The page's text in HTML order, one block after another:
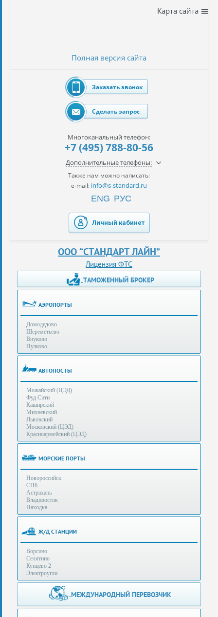
автомобилей
Получение
ЭЦП
за
сутки
услуги
Опыт
оформления
рекомендует
Таможенные
процедуры
(особенности):
Полезная
информация
Стоимость
услуг
Контакты
Заказать
звонок
Сделать
запрос
Многоканальный
телефон:
Дополнительные
+7 (929) 575-
Полная версия сайта
Карта сайта
Заказать звонок
Сделать запрос
Многоканальный телефон:
+7 (495) 788-80-56
Дополнительные телефоны:
Также нам можно написать:
e-mail: info@s-standard.ru
ENG РУС
Личный кабинет
ООО “СТАНДАРТ ЛАЙН”
Лицензия ФТС
ТАМОЖЕННЫЙ БРОКЕР
АЭРОПОРТЫ
Домодедово
Шереметьево
Внуково
Пулково
АВТОПОСТЫ
Можайский (ЦЭД)
Фуд Сити
Каширский
Михневский
Львовский
Московский (ЦЭД)
Красноармейский (ЦЭД)
МОРСКИЕ ПОРТЫ
Новороссийск
СПб
Астрахань
Владивосток
Находка
Ж/Д СТАНЦИИ
Ворсино
Селятино
Кунцево 2
Электроугли
МЕЖДУНАРОДНЫЙ ПЕРЕВОЗЧИК